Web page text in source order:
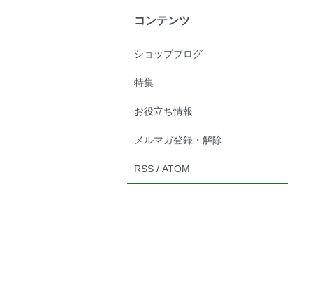
コンテンツ
ショップブログ
特集
お役立ち情報
メルマガ登録・解除
RSS / ATOM